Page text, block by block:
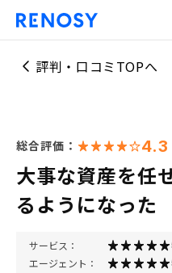
評判・口コミTOPへ
総合評価： 4.3
大事な資産を任
るようになった
サービス：
エージェント：